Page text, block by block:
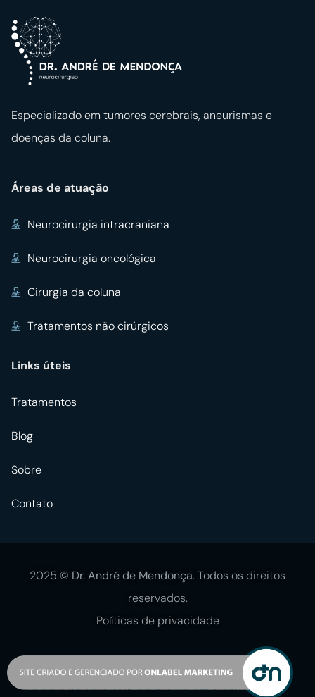
Especializado em tumores cerebrais, aneurismas e
doenças da coluna.
Áreas de atuação
Neurocirurgia intracraniana
Neurocirurgia oncológica
Cirurgia da coluna
Tratamentos não cirúrgicos
Links úteis
Tratamentos
Blog
Sobre
Contato
2025 © Dr. André de Mendonça. Todos os direitos
reservados.
Políticas de privacidade